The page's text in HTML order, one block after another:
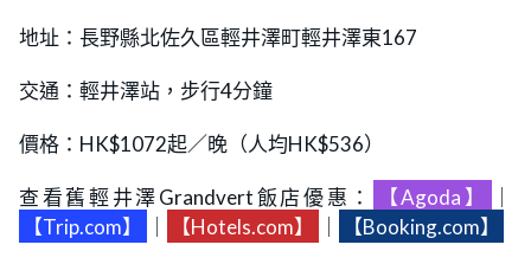
地址：長野縣北佐久區輕井澤町輕井澤東167
交通：輕井澤站，步行4分鐘
價格：HK$1072起／晚（人均HK$536）
查看舊輕井澤Grandvert飯店優惠： 【Agoda】
【Trip.com】
【Hotels.com】 【Booking.com】